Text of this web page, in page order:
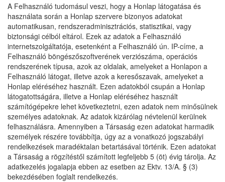
A Felhasználó tudomásul veszi, hogy a Honlap látogatása és
használata során a Honlap szervere bizonyos adatokat
automatikusan, rendszeradminisztrációs, statisztikai, vagy
biztonsági célból eltárol. Ezek az adatok a Felhasználó
internetszolgáltatója, esetenként a Felhasználó ún. IP-címe, a
Felhasználó böngészőszoftverének verziószáma, operációs
rendszerének típusa, azok az oldalak, amelyeket a Honlapon a
Felhasználó látogat, illetve azok a keresőszavak, amelyeket a
Honlap eléréséhez használt. Ezen adatokból csupán a Honlap
látogatottságára, illetve a Honlap eléréséhez használt
számítógépekre lehet következtetni, ezen adatok nem minősülnek
személyes adatoknak. Az adatok kizárólag névtelenül kerülnek
felhasználásra. Amennyiben a Társaság ezen adatokat harmadik
személyek részére továbbítja, úgy az a vonatkozó jogszabályi
rendelkezések maradéktalan betartásával történik. Ezen adatokat
a Társaság a rögzítéstől számított legfeljebb 5 (öt) évig tárolja. Az
adatkezelés jogalapja ebben az esetben az Ektv. 13/A. § (3)
bekezdésében foglalt rendelkezés.